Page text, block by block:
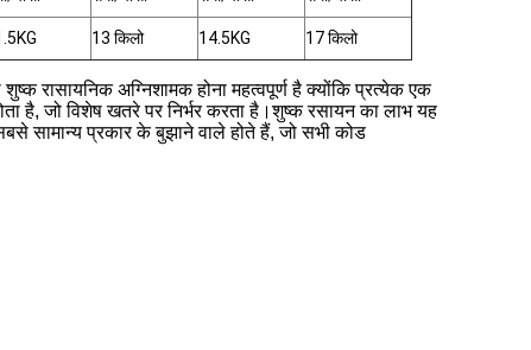
13 किलो 14.5KG 17 किलो
रासायनिक अग्निशामक होना महत्वपूर्ण है क्योंकि प्रत्येक एक
है, जो विशेष खतरे पर निर्भर करता है।शुष्क रसायन का लाभ यह
सामान्य प्रकार के बुझाने वाले होते हैं, जो सभी कोड